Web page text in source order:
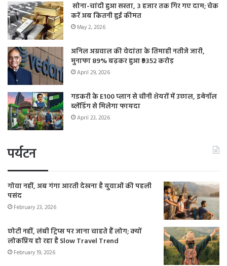
सोना-चांदी हुआ सस्ता, 3 हजार तक गिर गए दाम; चेक
करें अब कितनी हुई कीमत
May 2, 2026
अनिल अग्रवाल की वेदांता के तिमाही नतीजे जारी,
मुनाफा 89% बढ़कर हुआ ₹9352 करोड़
April 29, 2026
गडकरी के E100 प्लान से चीनी शेयरों में उछाल, इथेनॉल
ब्लेंडिंग से मिलेगा फायदा
April 23, 2026
पर्यटन
गोवा नहीं, अब गंगा आरती देखना है युवाओं की पहली
पसंद
February 23, 2026
छोटी नहीं, लंबी ट्रिप्स पर जाना चाहते हैं लोग; क्यों
लोकप्रिय हो रहा है Slow Travel Trend
February 19, 2026